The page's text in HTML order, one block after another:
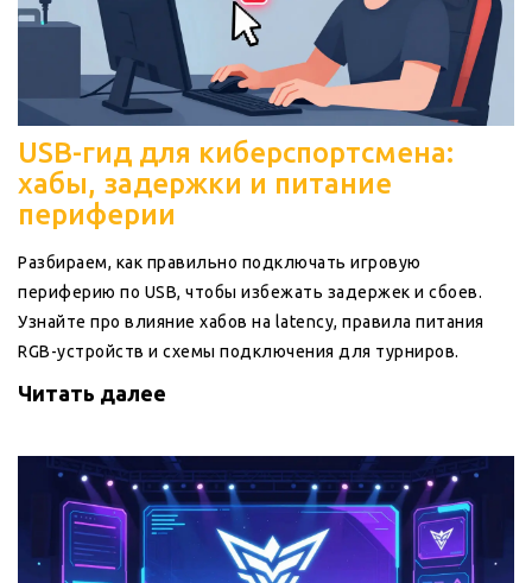
USB-гид для киберспортсмена:
хабы, задержки и питание
периферии
Разбираем, как правильно подключать игровую
периферию по USB, чтобы избежать задержек и сбоев.
Узнайте про влияние хабов на latency, правила питания
RGB-устройств и схемы подключения для турниров.
Читать далее